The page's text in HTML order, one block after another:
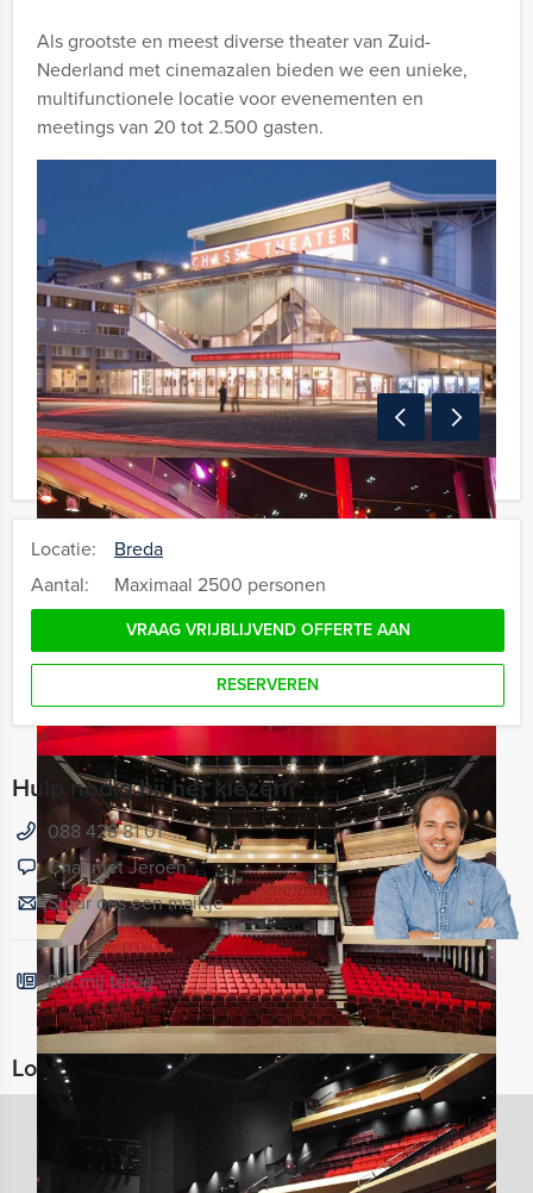
Als grootste en meest diverse theater van Zuid-
Nederland met cinemazalen bieden we een unieke,
multifunctionele locatie voor evenementen en
meetings van 20 tot 2.500 gasten.
Locatie:
Breda
Aantal:
Maximaal 2500 personen
VRAAG VRIJBLIJVEND OFFERTE AAN
RESERVEREN
Hulp nodig bij het kiezen?
088 428 81 01
Chat met Jeroen
Stuur ons een mailtje
Bel mij terug
Locaties in de buurt van Chassé Theater